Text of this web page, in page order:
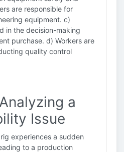
are responsible for
equipment. c)
in the decision-making
purchase. d) Workers are
quality control
a
Issue
experiences a sudden
to a production